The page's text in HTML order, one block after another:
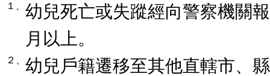
１、 幼兒死亡或失蹤經向警察機關
月以上。
２、 幼兒戶籍遷移至其他直轄市、